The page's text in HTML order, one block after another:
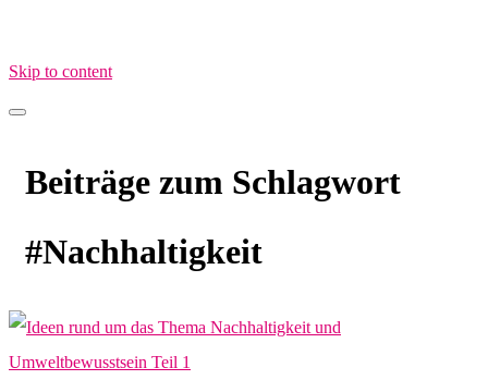
Skip to content
Beiträge zum Schlagwort
#Nachhaltigkeit